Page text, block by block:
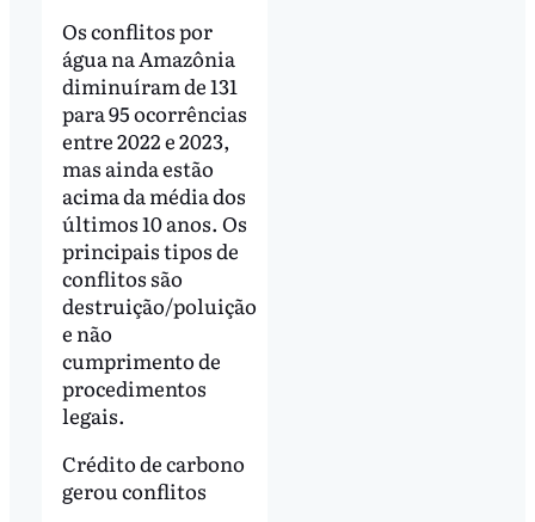
Os conflitos por
água na Amazônia
diminuíram de 131
para 95 ocorrências
entre 2022 e 2023,
mas ainda estão
acima da média dos
últimos 10 anos. Os
principais tipos de
conflitos são
destruição/poluição
e não
cumprimento de
procedimentos
legais.
Crédito de carbono
gerou conflitos